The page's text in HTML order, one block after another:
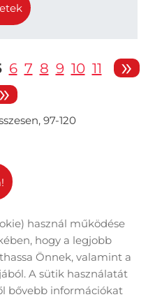
6 7 8 9 10 11
»
97-120
tájékoztató
használ működése
hogy a legjobb
Önnek, valamint a
A sütik használatát
bővebb információkat